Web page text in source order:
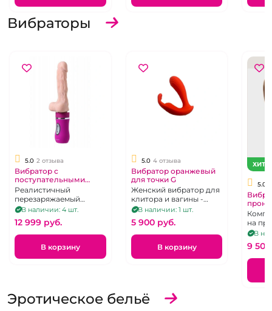
Вибраторы
5.0 2 отзыва
Вибратор с
поступательными
движениями "Ailighter"
фиолетовая ручка
реалистичный
Реалистичный
перезаряжаемый
вибратор с функцией
"Up-Daun" и удобной
рукоятью.
В наличии: 4 шт.
12 999 pуб.
В корзину
5.0 4 отзыва
Вибратор оранжевый
для точки G
Женский вибратор для
клитора и вагины -
вагинальная пробка
В наличии: 1 шт.
5 900 pуб.
В корзину
ХИТ
5.0
на
В
9
Эротическое бельё